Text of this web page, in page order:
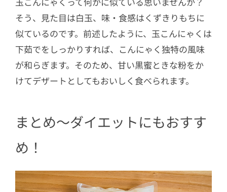
そう、見た目は白玉、味・食感はくずきりもちに
似ているのです。前述したように、玉こんにゃくは
下茹でをしっかりすれば、こんにゃく独特の風味
が和らぎます。そのため、甘い黒蜜ときな粉をか
けてデザートとしてもおいしく食べられます。
まとめ〜ダイエットにもおすす
め！